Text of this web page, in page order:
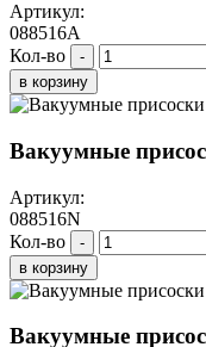
Артикул:
088516A
Кол-во
-
в корзину
Вакуумные
Артикул:
088516N
Кол-во
-
в корзину
Вакуумные